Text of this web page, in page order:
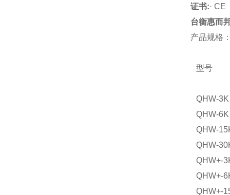
证书:· CE
台衡惠而
产品规格
型号
QHW-3K
QHW-6K
QHW-
QHW-
QHW+-
QHW+-
QHW+-